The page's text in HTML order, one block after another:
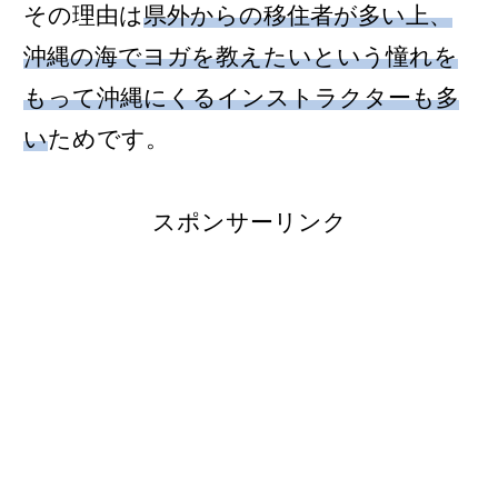
その理由は県外からの移住者が多い上、
沖縄の海でヨガを教えたいという憧れを
もって沖縄にくるインストラクターも多
いためです。
スポンサーリンク